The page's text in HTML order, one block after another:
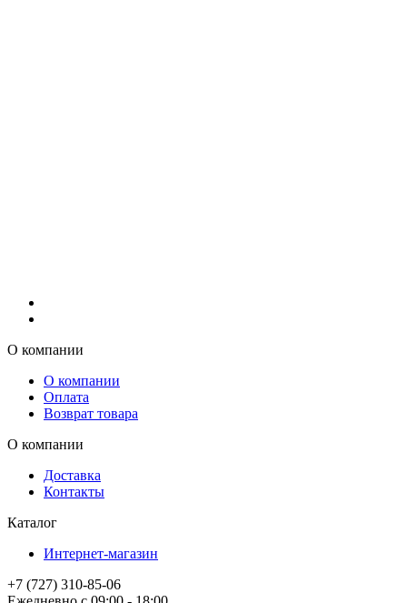
О компании
О компании
Оплата
Возврат товара
О компании
Доставка
Контакты
Каталог
Интернет-магазин
+7 (727) 310-85-06